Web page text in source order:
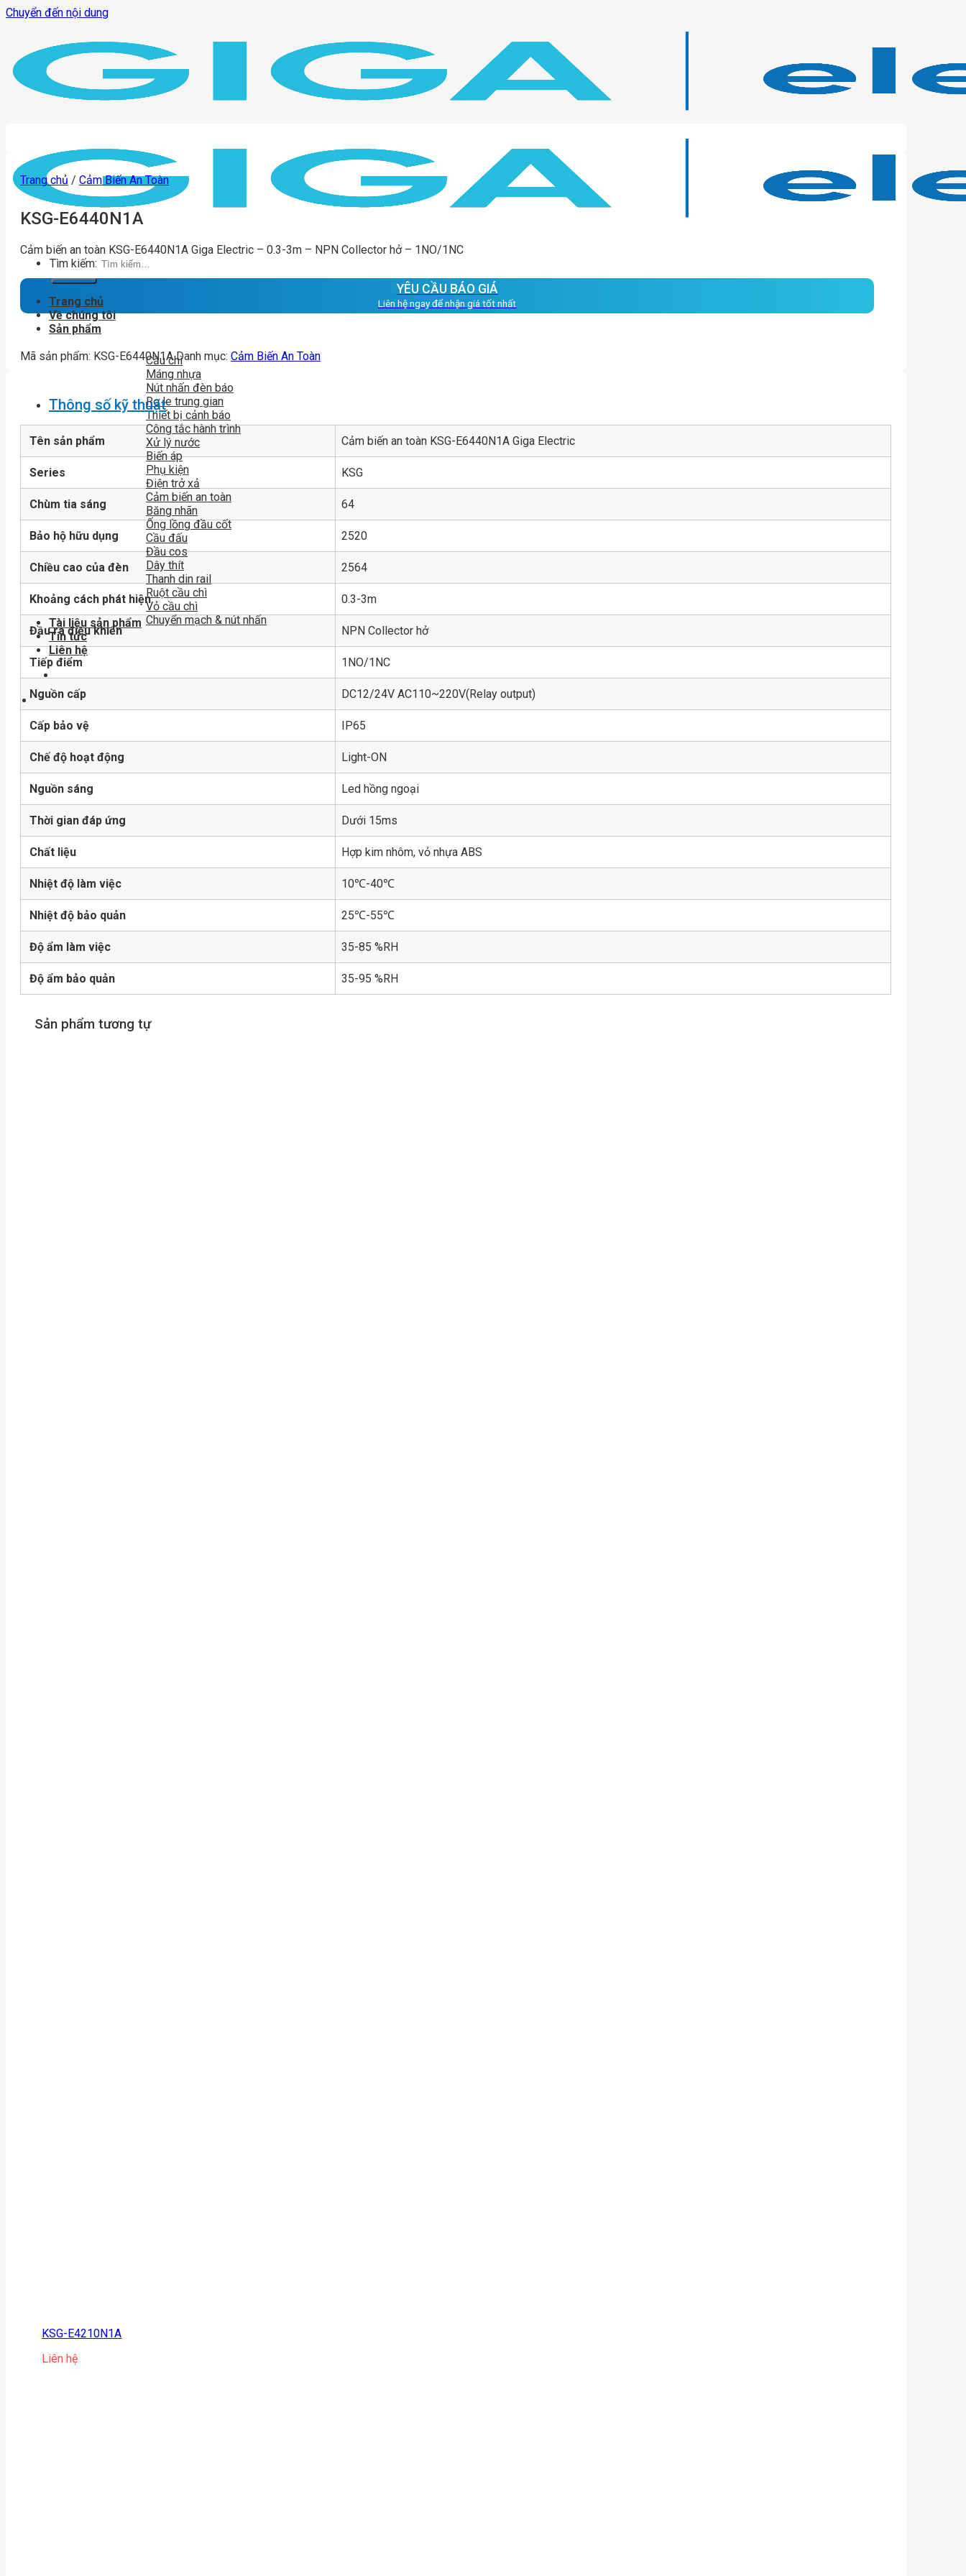
Chuyển đến nội dung
Tìm kiếm:
Trang chủ
Về chúng tôi
Sản phẩm
Cầu chì
Máng nhựa
Nút nhấn đèn báo
Rơ le trung gian
Thiết bị cảnh báo
Công tắc hành trình
Xử lý nước
Biến áp
Phụ kiện
Điện trở xả
Cảm biến an toàn
Băng nhãn
Ống lồng đầu cốt
Cầu đấu
Đầu cos
Dây thít
Thanh din rail
Ruột cầu chì
Vỏ cầu chì
Chuyển mạch & nút nhấn
Tài liệu sản phẩm
Tin tức
Liên hệ
Trang chủ / Cảm Biến An Toàn
KSG-E6440N1A
Cảm biến an toàn KSG-E6440N1A Giga Electric – 0.3-3m – NPN Collector hở – 1NO/1NC
YÊU CẦU BÁO GIÁ
Liên hệ ngay để nhận giá tốt nhất
Mã sản phẩm: KSG-E6440N1A Danh mục: Cảm Biến An Toàn
Thông số kỹ thuật
Tên sản phẩm Cảm biến an toàn KSG-E6440N1A Giga Electric
Series KSG
Chùm tia sáng 64
Bảo hộ hữu dụng 2520
Chiều cao của đèn 2564
Khoảng cách phát hiện 0.3-3m
Đầu ra điều khiển NPN Collector hở
Tiếp điểm 1NO/1NC
Nguồn cấp DC12/24V AC110~220V(Relay output)
Cấp bảo vệ IP65
Chế độ hoạt động Light-ON
Nguồn sáng Led hồng ngoại
Thời gian đáp ứng Dưới 15ms
Chất liệu Hợp kim nhôm, vỏ nhựa ABS
Nhiệt độ làm việc 10℃-40℃
Nhiệt độ bảo quản 25℃-55℃
Độ ẩm làm việc 35-85 %RH
Độ ẩm bảo quản 35-95 %RH
Sản phẩm tương tự
KSG-E4210N1A
Liên hệ